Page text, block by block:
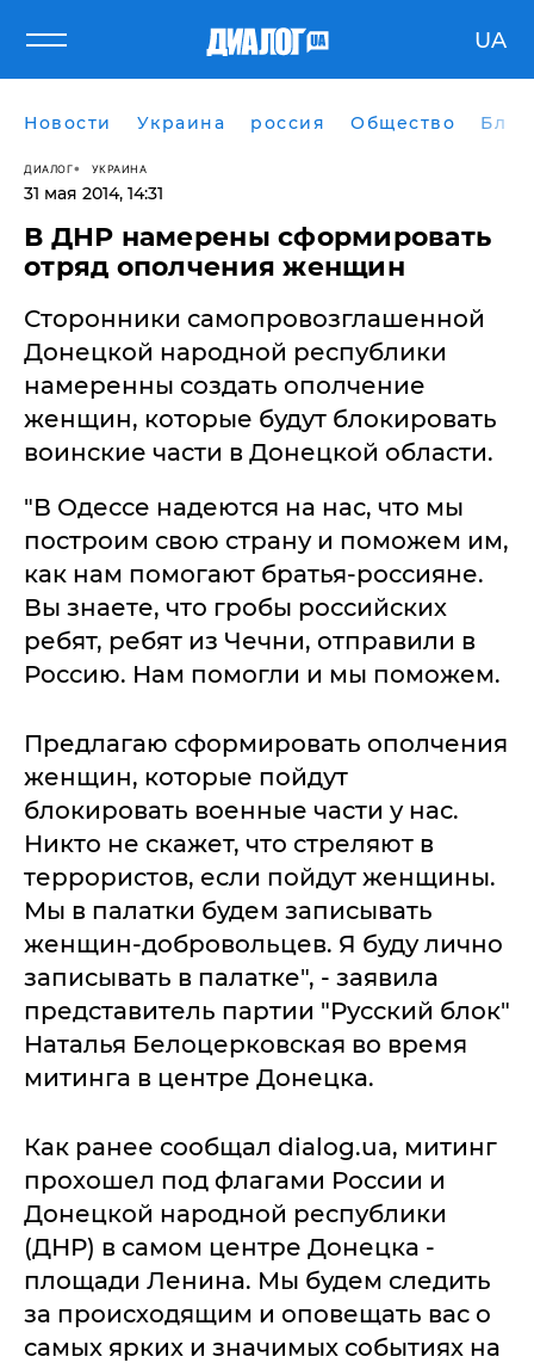
UA
Новости Украина россия Общество
ДИАЛОГ УКРАИНА
31 мая 2014, 14:31
В ДНР намерены сформировать
отряд ополчения женщин
Сторонники самопровозглашенной
Донецкой народной республики
намеренны создать ополчение
женщин, которые будут блокировать
воинские части в Донецкой области.
"В Одессе надеются на нас, что мы
построим свою страну и поможем им,
как нам помогают братья-россияне.
Вы знаете, что гробы российских
ребят, ребят из Чечни, отправили в
Россию. Нам помогли и мы поможем.
Предлагаю сформировать ополчения
женщин, которые пойдут
блокировать военные части у нас.
Никто не скажет, что стреляют в
террористов, если пойдут женщины.
Мы в палатки будем записывать
женщин-добровольцев. Я буду лично
записывать в палатке", - заявила
представитель партии "Русский блок"
Наталья Белоцерковская во время
митинга в центре Донецка.
Как ранее сообщал dialog.ua, митинг
прохошел под флагами России и
Донецкой народной республики
(ДНР) в самом центре Донецка -
площади Ленина. Мы будем следить
за происходящим и оповещать вас о
самых ярких и значимых событиях на